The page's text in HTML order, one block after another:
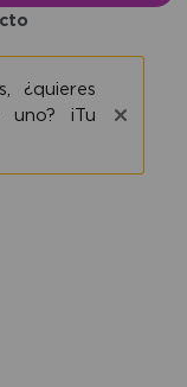
¿quieres
¡Tu